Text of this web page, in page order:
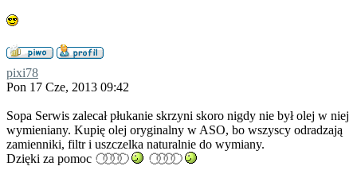
pixi78
Pon 17 Cze, 2013 09:42
Sopa Serwis zalecał płukanie skrzyni skoro nigdy nie był olej w niej
wymieniany. Kupię olej oryginalny w ASO, bo wszyscy odradzają
zamienniki, filtr i uszczelka naturalnie do wymiany.
Dzięki za pomoc